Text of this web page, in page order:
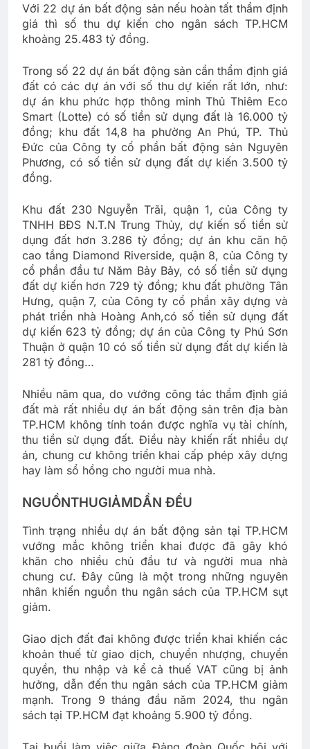
Với 22 dự án bất động sản nếu hoàn tất thẩm định
giá thì số thu dự kiến cho ngân sách TP.HCM
khoảng 25.483 tỷ đồng.
Trong số 22 dự án bất động sản cần thẩm định giá
đất có các dự án với số thu dự kiến rất lớn, như:
dự án khu phức hợp thông minh Thủ Thiêm Eco
Smart (Lotte) có số tiền sử dụng đất là 16.000 tỷ
đồng; khu đất 14,8 ha phường An Phú, TP. Thủ
Đức của Công ty cổ phần bất động sản Nguyên
Phương, có số tiền sử dụng đất dự kiến 3.500 tỷ
đồng.
Khu đất 230 Nguyễn Trãi, quận 1, của Công ty
TNHH BĐS N.T.N Trung Thủy, dự kiến số tiền sử
dụng đất hơn 3.286 tỷ đồng; dự án khu căn hộ
cao tầng Diamond Riverside, quận 8, của Công ty
cổ phần đầu tư Năm Bảy Bảy, có số tiền sử dụng
đất dự kiến hơn 729 tỷ đồng; khu đất phường Tân
Hưng, quận 7, của Công ty cổ phần xây dựng và
phát triển nhà Hoàng Anh,có số tiền sử dụng đất
dự kiến 623 tỷ đồng; dự án của Công ty Phú Sơn
Thuận ở quận 10 có số tiền sử dụng đất dự kiến là
281 tỷ đồng…
Nhiều năm qua, do vướng công tác thẩm định giá
đất mà rất nhiều dự án bất động sản trên địa bàn
TP.HCM không tính toán được nghĩa vụ tài chính,
thu tiền sử dụng đất. Điều này khiến rất nhiều dự
án, chung cư không triển khai cấp phép xây dựng
hay làm sổ hồng cho người mua nhà.
NGUỒNTHUGIẢMDẦN ĐỀU
Tình trạng nhiều dự án bất động sản tại TP.HCM
vướng mắc không triển khai được đã gây khó
khăn cho nhiều chủ đầu tư và người mua nhà
chung cư. Đây cũng là một trong những nguyên
nhân khiến nguồn thu ngân sách của TP.HCM sụt
giảm.
Giao dịch đất đai không được triển khai khiến các
khoản thuế từ giao dịch, chuyển nhượng, chuyển
quyền, thu nhập và kể cả thuế VAT cũng bị ảnh
hưởng, dẫn đến thu ngân sách của TP.HCM giảm
mạnh. Trong 9 tháng đầu năm 2024, thu ngân
sách tại TP.HCM đạt khoảng 5.900 tỷ đồng.